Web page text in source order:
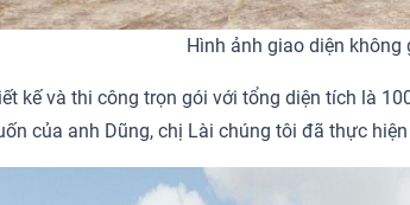
Hình ảnh giao diện không
kế và thi công trọn gói với tổng diện tích là
của anh Dũng, chị Lài chúng tôi đã thực